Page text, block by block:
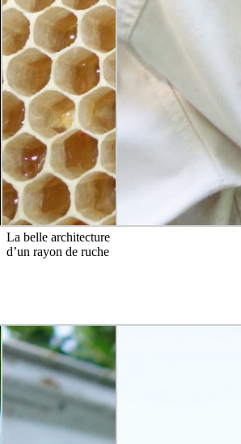
La belle architecture
d’un rayon de ruche